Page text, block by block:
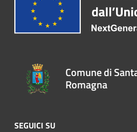
Comune di
Romagna
SEGUICI SU